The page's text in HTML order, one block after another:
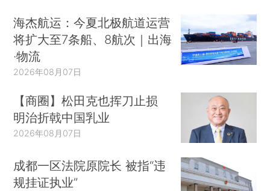
海杰航运：今夏北极航道运营
将扩大至7条船、8航次｜出海
·物流
2026年08月07日
【商圈】松田克也挥刀止损
明治折戟中国乳业
2026年08月07日
成都一区法院原院长 被指“违
规挂证执业”